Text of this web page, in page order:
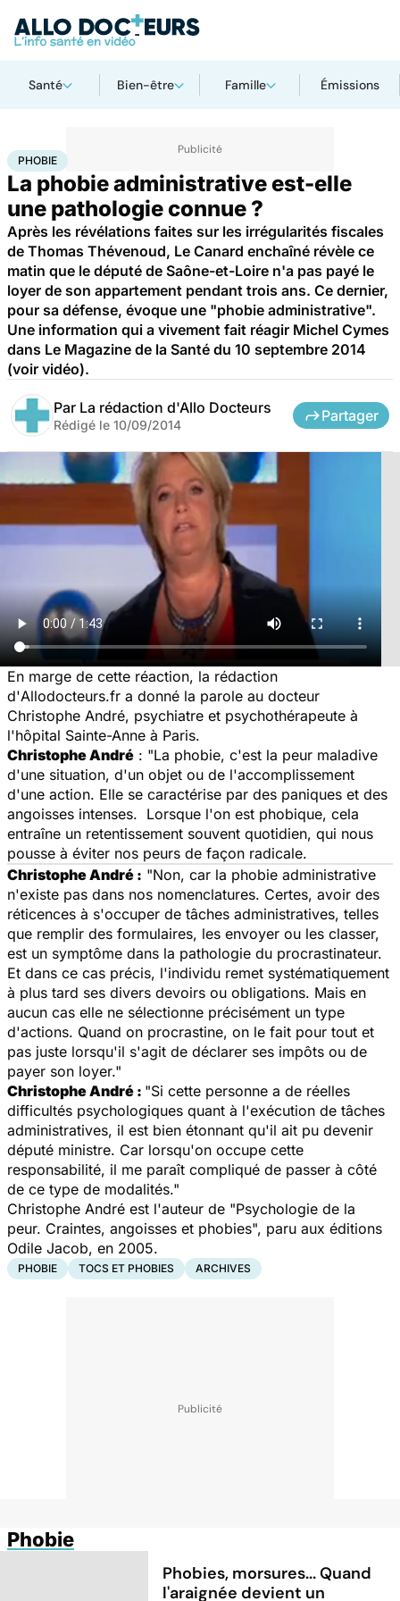
Santé Bien-être Famille Émissions
AccueilSanté
PHOBIE
La phobie administrative est-elle
une pathologie connue ?
Après les révélations faites sur les irrégularités fiscales
de Thomas Thévenoud, Le Canard enchaîné révèle ce
matin que le député de Saône-et-Loire n'a pas payé le
loyer de son appartement pendant trois ans. Ce dernier,
pour sa défense, évoque une "phobie administrative".
Une information qui a vivement fait réagir Michel Cymes
dans Le Magazine de la Santé du 10 septembre 2014
(voir vidéo).
Par La rédaction d'Allo Docteurs
Rédigé le 10/09/2014
Partager
En marge de cette réaction, la rédaction
d'Allodocteurs.fr a donné la parole au docteur
Christophe André, psychiatre et psychothérapeute à
l'hôpital Sainte-Anne à Paris.
Christophe André : "La phobie, c'est la peur maladive
d'une situation, d'un objet ou de l'accomplissement
d'une action. Elle se caractérise par des paniques et des
angoisses intenses. Lorsque l'on est phobique, cela
entraîne un retentissement souvent quotidien, qui nous
pousse à éviter nos peurs de façon radicale.
Christophe André : "Non, car la phobie administrative
n'existe pas dans nos nomenclatures. Certes, avoir des
réticences à s'occuper de tâches administratives, telles
que remplir des formulaires, les envoyer ou les classer,
est un symptôme dans la pathologie du procrastinateur.
Et dans ce cas précis, l'individu remet systématiquement
à plus tard ses divers devoirs ou obligations. Mais en
aucun cas elle ne sélectionne précisément un type
d'actions. Quand on procrastine, on le fait pour tout et
pas juste lorsqu'il s'agit de déclarer ses impôts ou de
payer son loyer."
Christophe André : "Si cette personne a de réelles
difficultés psychologiques quant à l'exécution de tâches
administratives, il est bien étonnant qu'il ait pu devenir
député ministre. Car lorsqu'on occupe cette
responsabilité, il me paraît compliqué de passer à côté
de ce type de modalités."
Christophe André est l'auteur de "Psychologie de la
peur. Craintes, angoisses et phobies", paru aux éditions
Odile Jacob, en 2005.
PHOBIE TOCS ET PHOBIES ARCHIVES
Phobie
Phobies, morsures... Quand
l'araignée devient un